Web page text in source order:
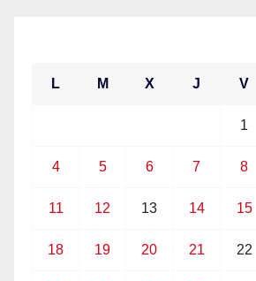
L M X J V
1
4 5 6 7 8
11 12 13 14 15
18 19 20 21 22